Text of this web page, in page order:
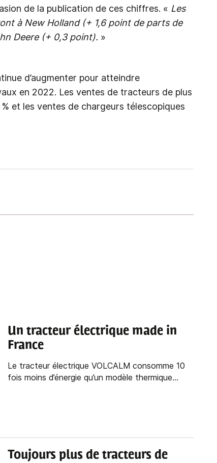
de la publication de ces chiffres. « Les
à New Holland (+ 1,6 point de parts de
Deere (+ 0,3 point). »
d’augmenter pour atteindre
en 2022. Les ventes de tracteurs de plus
et les ventes de chargeurs télescopiques
Un tracteur électrique made in
France
Le tracteur électrique VOLCALM consomme 10
fois moins d’énergie qu’un modèle thermique...
Toujours plus de tracteurs de